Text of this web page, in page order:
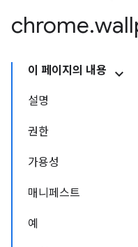
chrome.
이 페이지의 내용
설명
권한
가용성
매니페스트
예